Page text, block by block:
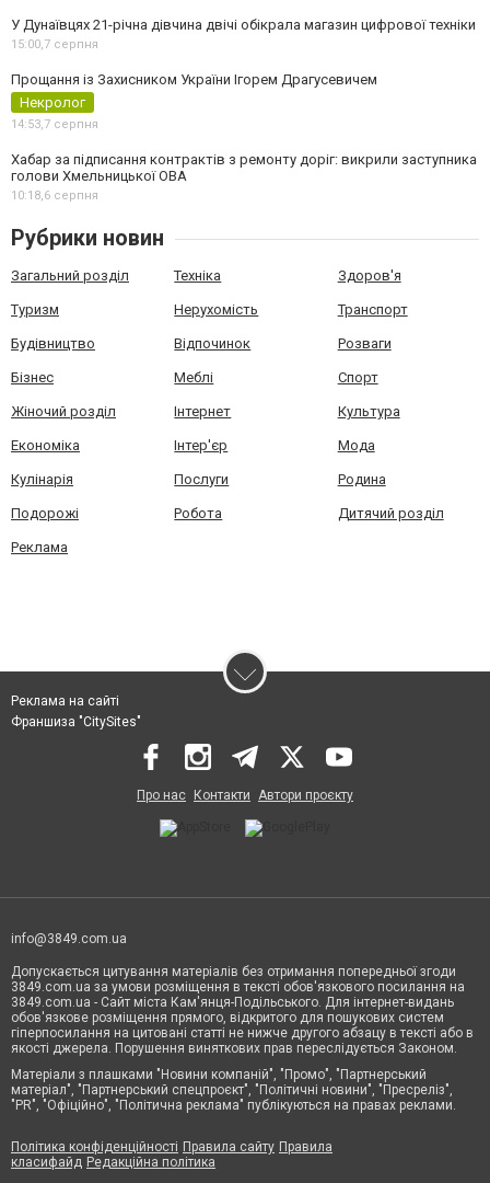
У Дунаївцях 21-річна дівчина двічі обікрала магазин цифрової техніки
15:00,7 серпня
Прощання із Захисником України Ігорем Драгусевичем
Некролог
14:53,7 серпня
Хабар за підписання контрактів з ремонту доріг: викрили заступника
голови Хмельницької ОВА
10:18,6 серпня
Рубрики новин
Загальний розділ Техніка Здоров'я
Туризм Нерухомість Транспорт
Будівництво Відпочинок Розваги
Бізнес Меблі Спорт
Жіночий розділ Інтернет Культура
Економіка Інтер'єр Мода
Кулінарія Послуги Родина
Подорожі Робота Дитячий розділ
Реклама
Реклама на сайті
Франшиза "CitySites"
Про нас Контакти Автори проєкту
info@3849.com.ua
Допускається цитування матеріалів без отримання попередньої згоди
3849.com.ua за умови розміщення в тексті обов'язкового посилання на
3849.com.ua - Сайт міста Кам'янця-Подільського. Для інтернет-видань
обов'язкове розміщення прямого, відкритого для пошукових систем
гіперпосилання на цитовані статті не нижче другого абзацу в тексті або в
якості джерела. Порушення виняткових прав переслідується Законом.
Матеріали з плашками "Новини компаній", "Промо", "Партнерський
матеріал", "Партнерський спецпроєкт", "Політичні новини", "Пресреліз",
"PR", "Офіційно", "Політична реклама" публікуються на правах реклами.
Політика конфіденційності Правила сайту Правила
класифайд Редакційна політика